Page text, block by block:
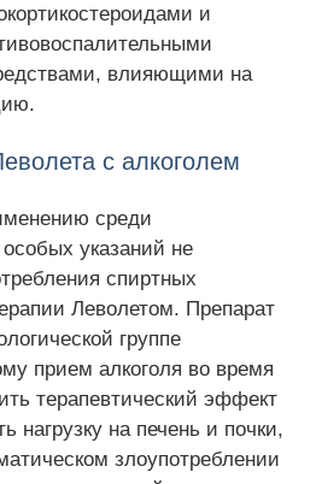
и
влияющими на
с алкоголем
среди
указаний не
спиртных
Леволетом. Препарат
группе
прием алкоголя во время
терапевтический эффект
нагрузку на печень и почки,
злоупотреблении